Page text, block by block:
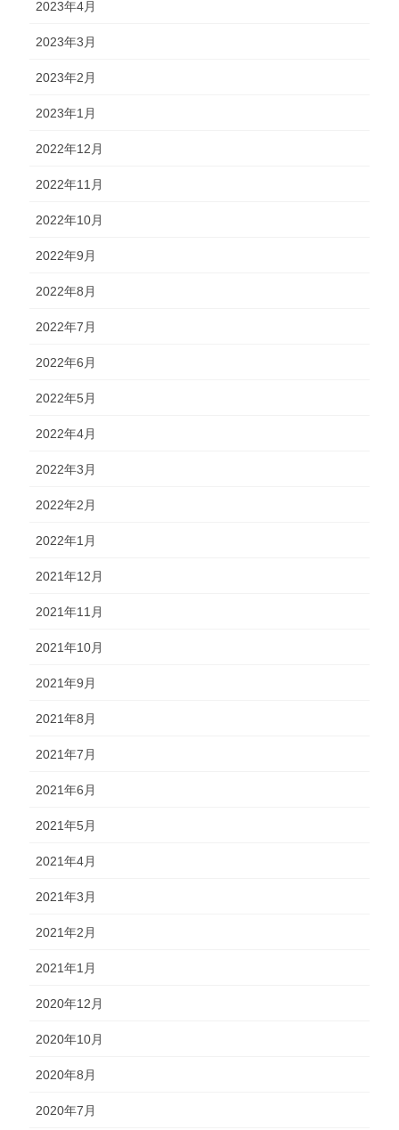
2023年4月
2023年3月
2023年2月
2023年1月
2022年12月
2022年11月
2022年10月
2022年9月
2022年8月
2022年7月
2022年6月
2022年5月
2022年4月
2022年3月
2022年2月
2022年1月
2021年12月
2021年11月
2021年10月
2021年9月
2021年8月
2021年7月
2021年6月
2021年5月
2021年4月
2021年3月
2021年2月
2021年1月
2020年12月
2020年10月
2020年8月
2020年7月